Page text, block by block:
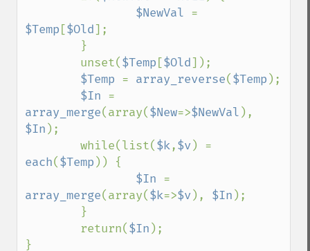
$NewVal
$Temp [$Old];
        unset(
$Temp [$Old]);
$Temp = array_reverse($Temp );
$In
array_merge(array($New=>$NewVal
$In );
        while(list(
$k,$v
each($Temp )) {
$In
array_merge(array($k=>$v ), $In );
        return(
$In );